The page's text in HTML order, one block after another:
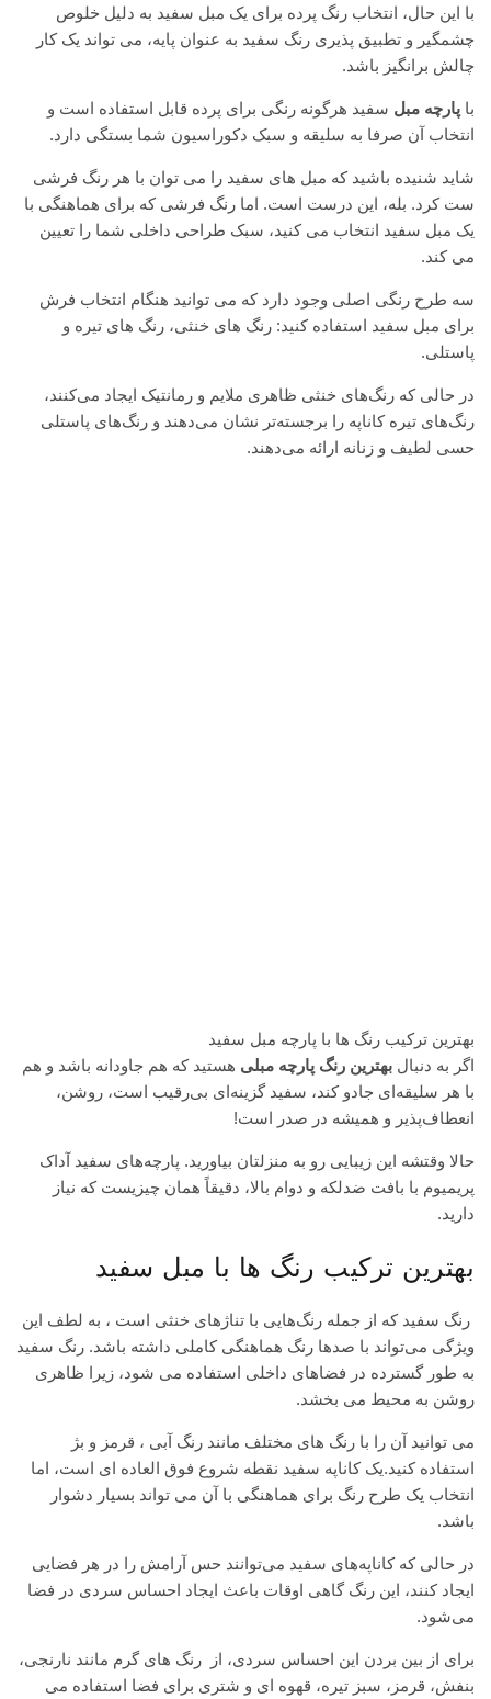
با این حال، انتخاب رنگ پرده برای یک مبل سفید به دلیل خلوص
چشمگیر و تطبیق پذیری رنگ سفید به عنوان پایه، می تواند یک کار
چالش برانگیز باشد.
با پارچه مبل سفید هرگونه رنگی برای پرده قابل استفاده است و
انتخاب آن صرفا به سلیقه و سبک دکوراسیون شما بستگی دارد.
شاید شنیده باشید که مبل های سفید را می توان با هر رنگ فرشی
ست کرد. بله، این درست است. اما رنگ فرشی که برای هماهنگی با
یک مبل سفید انتخاب می کنید، سبک طراحی داخلی شما را تعیین
می کند.
سه طرح رنگی اصلی وجود دارد که می توانید هنگام انتخاب فرش
برای مبل سفید استفاده کنید: رنگ های خنثی، رنگ های تیره و
پاستلی.
در حالی که رنگ‌های خنثی ظاهری ملایم و رمانتیک ایجاد می‌کنند،
رنگ‌های تیره کاناپه را برجسته‌تر نشان می‌دهند و رنگ‌های پاستلی
حسی لطیف و زنانه ارائه می‌دهند.
بهترین ترکیب رنگ ها با پارچه مبل سفید
اگر به دنبال بهترین رنگ پارچه مبلی هستید که هم جاودانه باشد و هم
با هر سلیقه‌ای جادو کند، سفید گزینه‌ای بی‌رقیب است، روشن،
انعطاف‌پذیر و همیشه در صدر است!
حالا وقتشه این زیبایی رو به منزلتان بیاورید. پارچه‌های سفید آداک
پریمیوم با بافت ضدلکه و دوام بالا، دقیقاً همان چیزیست که نیاز
دارید.
بهترین ترکیب رنگ ها با مبل سفید
رنگ سفید که از جمله رنگ‌هایی با تناژهای خنثی است ، به لطف این
ویژگی می‌تواند با صدها رنگ هماهنگی کاملی داشته باشد. رنگ سفید
به طور گسترده در فضاهای داخلی استفاده می شود، زیرا ظاهری
روشن به محیط می بخشد.
می توانید آن را با رنگ های مختلف مانند رنگ آبی ، قرمز و بژ
استفاده کنید.یک کاناپه سفید نقطه شروع فوق العاده ای است، اما
انتخاب یک طرح رنگ برای هماهنگی با آن می تواند بسیار دشوار
باشد.
در حالی که کاناپه‌های سفید می‌توانند حس آرامش را در هر فضایی
ایجاد کنند، این رنگ گاهی اوقات باعث ایجاد احساس سردی در فضا
می‌شود.
برای از بین بردن این احساس سردی، از رنگ های گرم مانند نارنجی،
بنفش، قرمز، سبز تیره، قهوه ای و شتری برای فضا استفاده می